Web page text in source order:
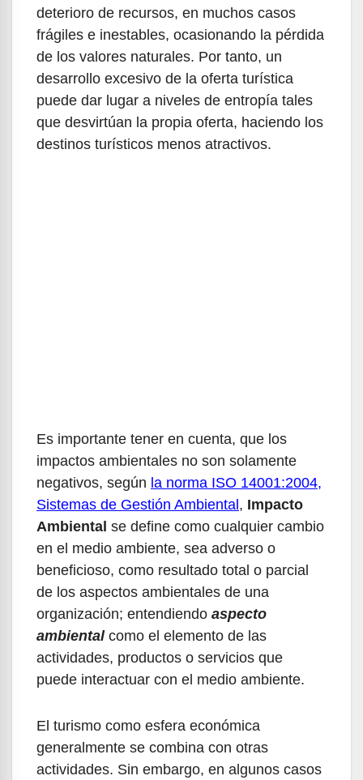
deterioro de recursos, en muchos casos
frágiles e inestables, ocasionando la pérdida
de los valores naturales. Por tanto, un
desarrollo excesivo de la oferta turística
puede dar lugar a niveles de entropía tales
que desvirtúan la propia oferta, haciendo los
destinos turísticos menos atractivos.
Es importante tener en cuenta, que los
impactos ambientales no son solamente
negativos, según la norma ISO 14001:2004,
Sistemas de Gestión Ambiental, Impacto
Ambiental se define como cualquier cambio
en el medio ambiente, sea adverso o
beneficioso, como resultado total o parcial
de los aspectos ambientales de una
organización; entendiendo aspecto
ambientalcomo el elemento de las
actividades, productos o servicios que
puede interactuar con el medio ambiente.
El turismo como esfera económica
generalmente se combina con otras
actividades. Sin embargo, en algunos casos